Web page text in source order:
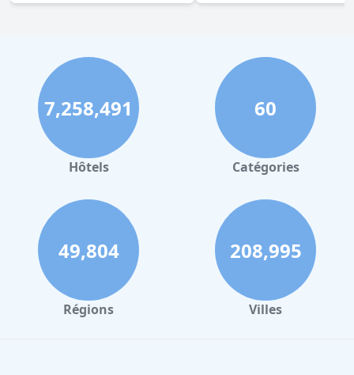
7,258,491
Hôtels
60
Catégories
49,804
Régions
208,995
Villes